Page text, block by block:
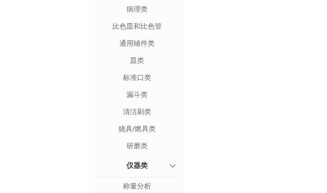
病理类
比色皿和比色管
通用辅件类
皿类
标准口类
漏斗类
清洁刷类
烧具/燃具类
研磨类
仪器类
称量分析